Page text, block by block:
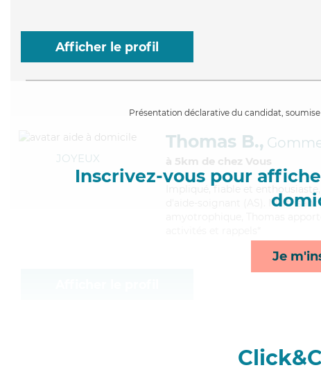
Afficher le profil
Présentation déclarative du candidat,
Inscrivez-vous pour
Je
JOYEUX
Thomas B.,
à 5km de chez Vous
, fiable et
d'aide-soignant (AS).